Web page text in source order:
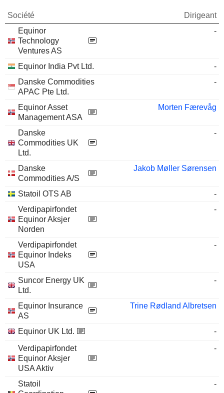
Société
Dirigeant
Equinor
Technology
Ventures AS
-
Equinor India Pvt Ltd.
-
Danske Commodities
APAC Pte Ltd.
-
Equinor Asset
Management ASA
Morten Færevåg
Danske
Commodities UK
Ltd.
-
Danske
Commodities A/S
Jakob Møller Sørensen
Statoil OTS AB
-
Verdipapirfondet
Equinor Aksjer
Norden
-
Verdipapirfondet
Equinor Indeks
USA
-
Suncor Energy UK
Ltd.
-
Equinor Insurance
AS
Trine Rødland Albretsen
Equinor UK Ltd.
-
Verdipapirfondet
Equinor Aksjer
USA Aktiv
-
Statoil
-